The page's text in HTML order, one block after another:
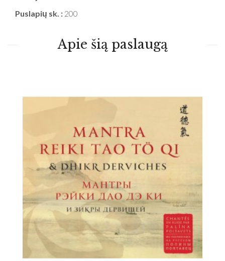
Puslapių sk. : 200
Apie šią paslaugą